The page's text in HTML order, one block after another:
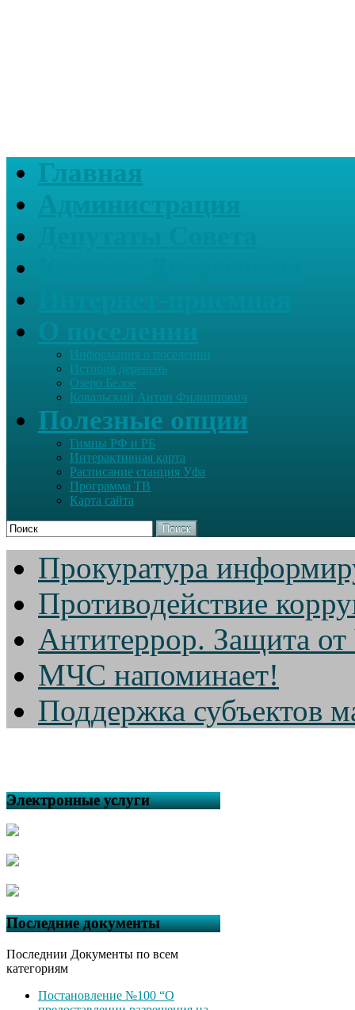
Главная
Информация о поселении
История деревень
Озеро Белое
Ковальский Антон Филиппович
Полезные опции
Гимны РФ и РБ
Интерактивная карта
Расписание станция Уфа
Программа ТВ
Карта сайта
Поиск
Прокуратура
Противодействие
Антитеррор. Защита
МЧС напоминает!
Поддержка субъектов
Электронные услуги
Последние документы
Последнии Документы по всем
категориям
Постановление №100 “О